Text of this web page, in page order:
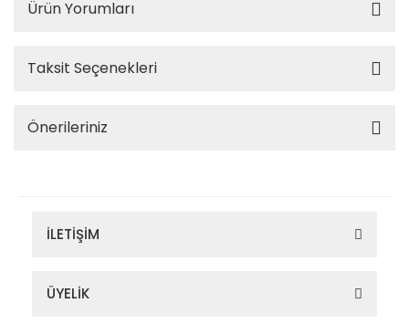
Ürün Yorumları
Taksit Seçenekleri
Önerileriniz
İLETİŞİM
ÜYELİK